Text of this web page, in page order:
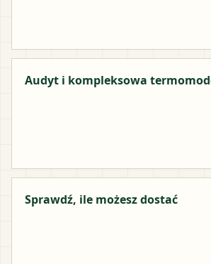
Audyt i kompleksowa
Sprawdź, ile możesz dostać